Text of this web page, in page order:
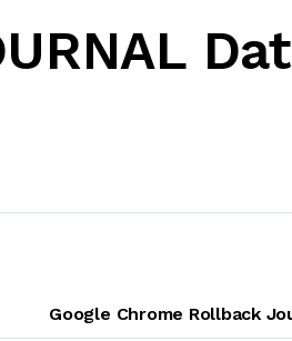
Google Chrome Rollback